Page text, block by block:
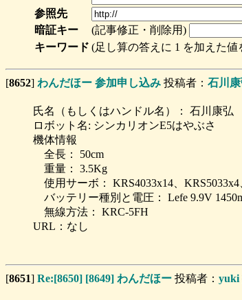
参照先
暗証キー
(記事修正・削除用)
キーワード (足し算の答えに 1 を加えた値
[8652] わんだほー 参加申し込み 投稿者： 石川
氏名（もしくはハンドル名）： 石川康弘
ロボット名: シンカリオンE5はやぶさ
機体情報
全長： 50cm
重量： 3.5Kg
使用サーボ： KRS4033x14、KRS5033x4
バッテリー種別と電圧： Lefe 9.9V
無線方法： KRC-5FH
URL：なし
[8651] Re:[8650] [8649] わんだほー 投稿者： yuki